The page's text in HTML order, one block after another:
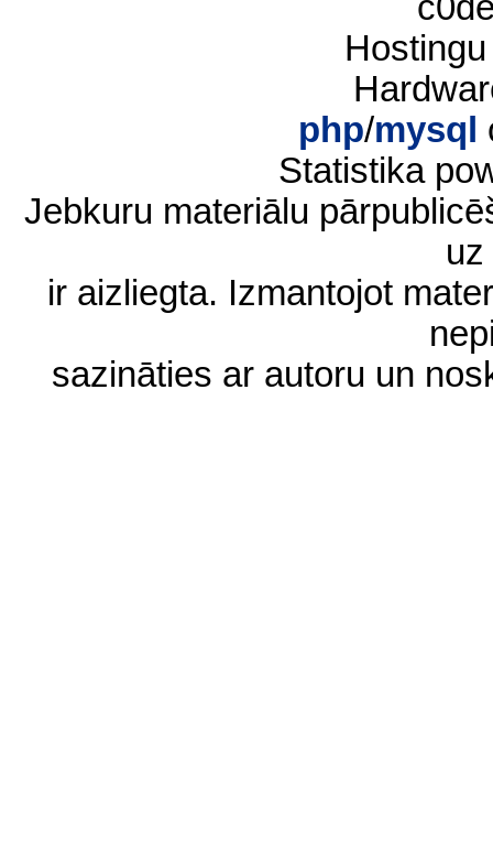
php/mysql
Statistika
Jebkuru materiālu
ir aizliegta. Izmantojot
sazināties ar autoru un